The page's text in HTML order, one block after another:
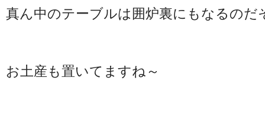
真ん中のテーブルは囲炉裏にもなるのだ
お土産も置いてますね～